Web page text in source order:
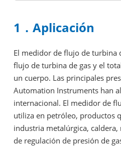
1．Aplicación
El medidor de flujo de turbina
flujo de turbina de gas y el
un cuerpo. Las principales
Automation Instruments han
internacional. El medidor de
utiliza en petróleo, productos
industria metalúrgica, caldera,
de regulación de presión de